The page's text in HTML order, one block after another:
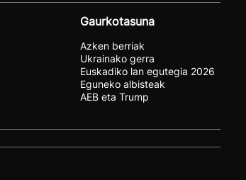
Gaurkotasuna
Azken berriak
Ukrainako gerra
Euskadiko lan egutegia 2026
Eguneko albisteak
AEB eta Trump